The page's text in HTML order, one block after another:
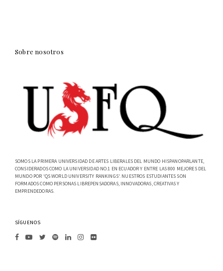
Sobre nosotros
SOMOS LA PRIMERA UNIVERSIDAD DE ARTES LIBERALES DEL MUNDO HISPANOPARLANTE,
CONSIDERADOS COMO LA UNIVERSIDAD NO.1 EN ECUADOR Y ENTRE LAS 800 MEJORES DEL
MUNDO POR 'QS WORLD UNIVERSITY RANKINGS'. NUESTROS ESTUDIANTES SON
FORMADOS COMO PERSONAS LIBREPENSADORAS, INNOVADORAS, CREATIVAS Y
EMPRENDEDORAS.
SÍGUENOS